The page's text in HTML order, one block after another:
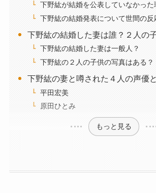
下野紘が結婚を公表していなかった
下野紘の結婚発表について世間の反
下野紘の結婚した妻は誰？２人の
下野紘の結婚した妻は一般人？
下野紘の２人の子供の写真はある？
下野紘の妻と噂された４人の声優
平田宏美
原田ひとみ
もっと見る